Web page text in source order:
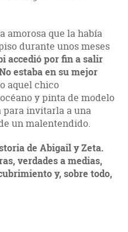
amorosa que la había
durante unos meses
accedió por fin a salir
estaba en su mejor
aquel chico
y pinta de modelo
para invitarla a una
un malentendido.
de Abigail y Zeta.
verdades a medias,
y, sobre todo,